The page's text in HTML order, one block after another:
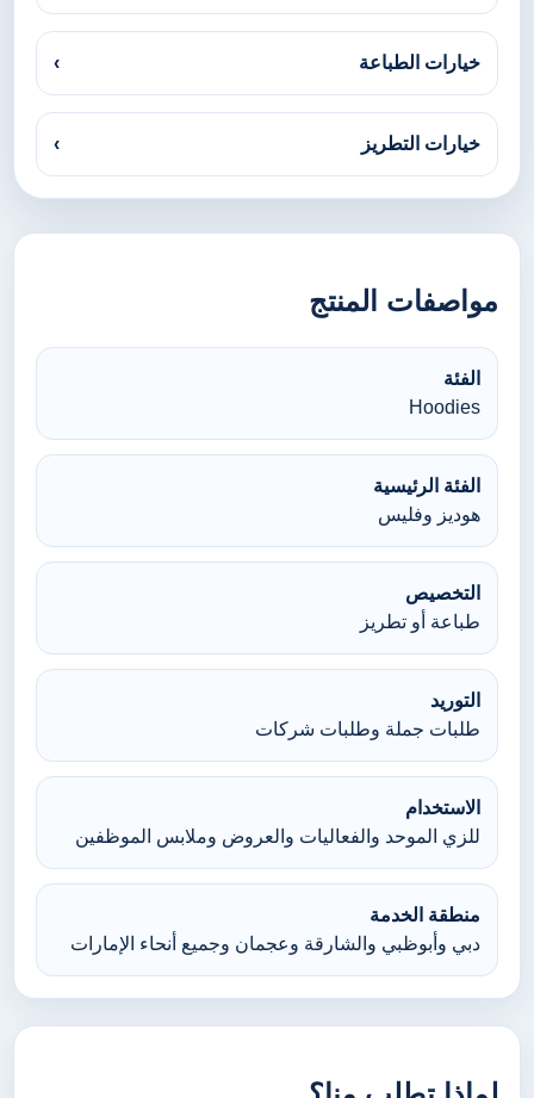
خيارات الطباعة ›
خيارات التطريز ›
مواصفات المنتج
الفئة
Hoodies
الفئة الرئيسية
هوديز وفليس
التخصيص
طباعة أو تطريز
التوريد
طلبات جملة وطلبات شركات
الاستخدام
للزي الموحد والفعاليات والعروض وملابس الموظفين
منطقة الخدمة
دبي وأبوظبي والشارقة وعجمان وجميع أنحاء الإمارات